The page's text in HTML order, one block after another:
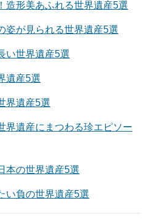
造形美あふれる世界遺産5選
姿が見られる世界遺産5選
い世界遺産5選
遺産5選
界遺産5選
界遺産にまつわる珍エピソー
本の世界遺産5選
い負の世界遺産5選